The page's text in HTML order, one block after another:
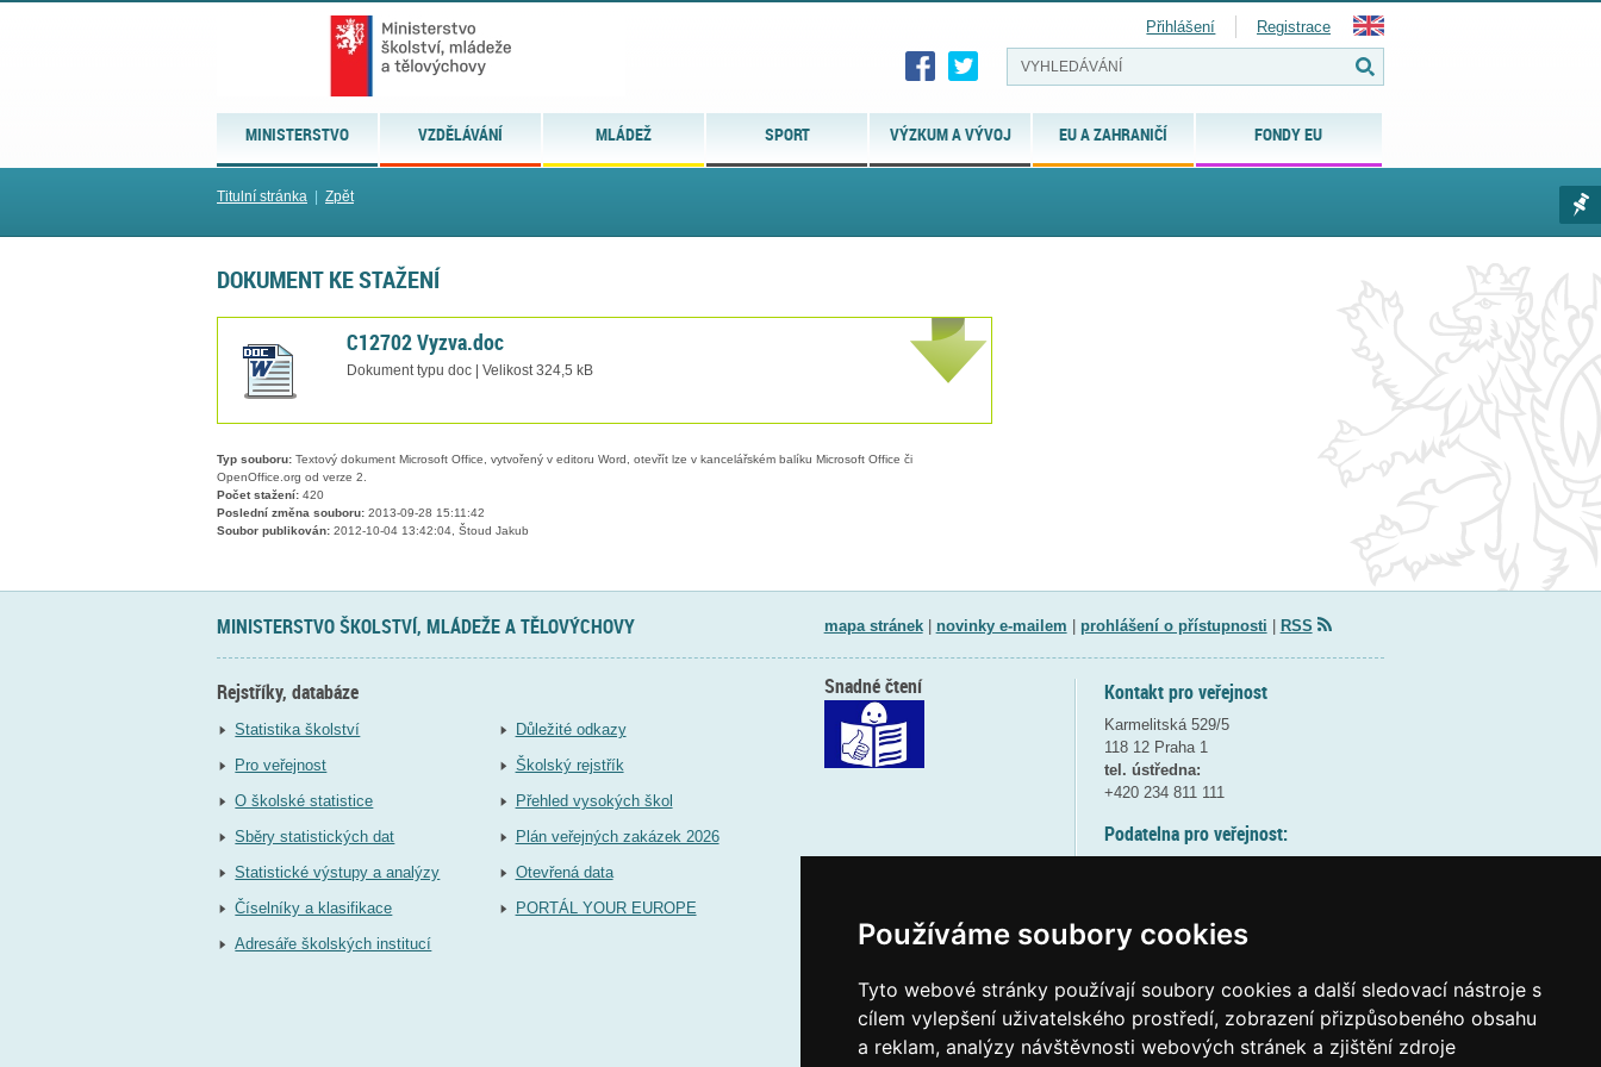
Používáme soubory cookies
Tyto webové stránky používají soubory cookies a další sledovací nástroje s
cílem vylepšení uživatelského prostředí, zobrazení přizpůsobeného obsahu
a reklam, analýzy návštěvnosti webových stránek a zjištění zdroje
MINISTERSTVO VZDĚLÁVÁNÍ MLÁDEŽ SPORT VÝZKUM A VÝVOJ EU A ZAHRANIČÍ FONDY EU
Přihlášení Registrace
Titulní stránka Zpět
DOKUMENT KE STAŽENÍ
C12702 Vyzva.doc
Dokument typu doc | Velikost 324,5 kB
Typ souboru: Textový dokument Microsoft Office, vytvořený v editoru Word, otevřít lze v kancelářském balíku Microsoft Office či
OpenOffice.org od verze 2.
Počet stažení: 420
Poslední změna souboru: 2013-09-28 15:11:42
Soubor publikován: 2012-10-04 13:42:04, Štoud Jakub
MINISTERSTVO ŠKOLSTVÍ, MLÁDEŽE A TĚLOVÝCHOVY mapa stránek| novinky e-mailem prohlášení o přístupnosti RSS
Rejstříky, databáze
Statistika školství
Pro veřejnost
O školské statistice
Sběry statistických dat
Statistické výstupy a analýzy
Číselníky a klasifikace
Adresáře školských institucí
Důležité odkazy
Školský rejstřík
Přehled vysokých škol
Plán veřejných zakázek 2026
Otevřená data
PORTÁL YOUR EUROPE
Kontakt pro veřejnost
Karmelitská 529/5
118 12 Praha 1
tel. ústředna:
+420 234 811 111
Podatelna pro veřejnost:
(více informací
Elektronická podatelna:
posta@msmtgov cz
Snadné čtení